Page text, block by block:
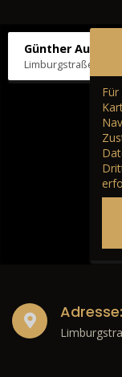
Günther Autos
Limburgstraße 39,
Adresse: